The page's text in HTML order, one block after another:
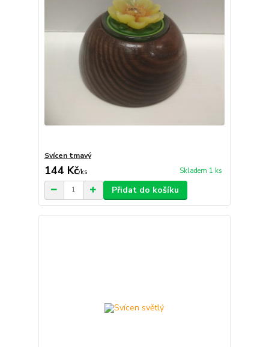
Svícen tmavý
144 Kč/ks Skladem 1 ks
Přidat do košíku